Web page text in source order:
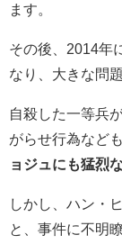
ます。
その後、 2014年
なり、大きな問
自殺した一等兵
がらせ行為など
ョジュにも猛烈
しかし、ハン・
と、事件に不明